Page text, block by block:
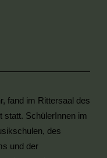
fand im Rittersaal des
statt. SchülerInnen im
des
und der